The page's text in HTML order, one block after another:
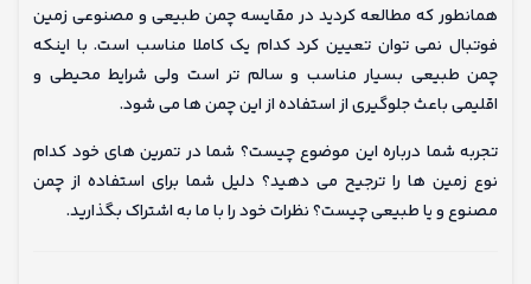
همانطور که مطالعه کردید در مقایسه چمن طبیعی و مصنوعی زمین
فوتبال نمی توان تعیین کرد کدام یک کاملا مناسب است. با اینکه
چمن طبیعی بسیار مناسب و سالم تر است ولی شرایط محیطی و
اقلیمی باعث جلوگیری از استفاده از این چمن ها می شود.
تجربه شما درباره این موضوع چیست؟ شما در تمرین های خود کدام
نوع زمین ها را ترجیح می دهید؟ دلیل شما برای استفاده از چمن
مصنوع و یا طبیعی چیست؟ نظرات خود را با ما به اشتراک بگذارید.